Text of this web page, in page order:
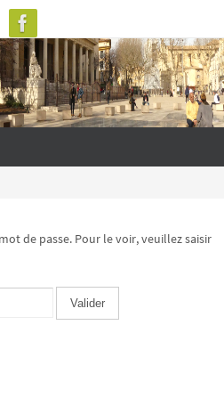
de passe. Pour le voir, veuillez saisir